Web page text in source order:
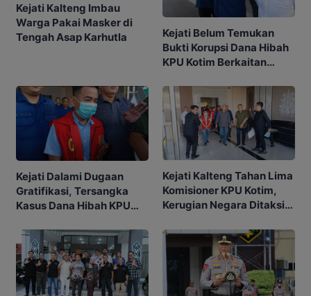
Kejati Kalteng Imbau
Warga Pakai Masker di
Tengah Asap Karhutla
Kejati Belum Temukan
Bukti Korupsi Dana Hibah
KPU Kotim Berkaitan
Kejati Dalami Dugaan
Gratifikasi, Tersangka
Kasus Dana Hibah KPU
Kejati Kalteng Tahan Lima
Komisioner KPU Kotim,
Kerugian Negara Ditaksir